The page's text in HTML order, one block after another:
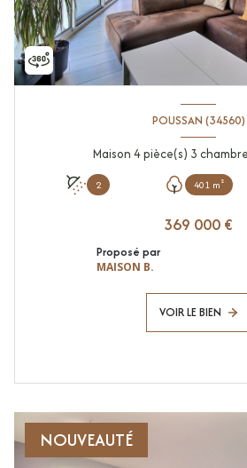
POUSSAN (34560)
2 401 m²
369 000 €
Proposé par
MAISON B.
VOIR LE BIEN
NOUVEAUTÉ